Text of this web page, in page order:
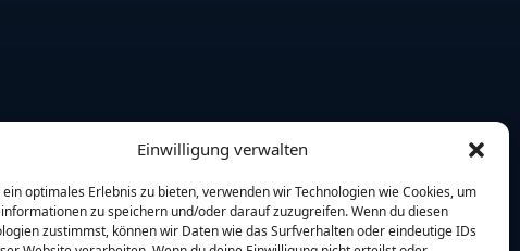
Einwilligung verwalten
optimales Erlebnis zu bieten, verwenden wir Technologien wie Cookies, um
zu speichern und/oder darauf zuzugreifen. Wenn du diesen
zustimmst, können wir Daten wie das Surfverhalten oder eindeutige IDs